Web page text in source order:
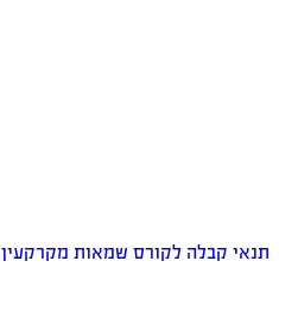
תנאי קבלה לקורס שמאות מקרקעין